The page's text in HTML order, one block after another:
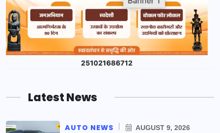
Latest News
AUTO NEWS AUGUST 9, 2026